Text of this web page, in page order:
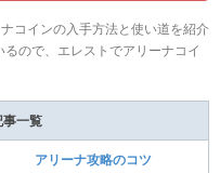
コインの入手方法と使い道を紹介
ので、エレストでアリーナコイ
事一覧
アリーナ攻略のコツ